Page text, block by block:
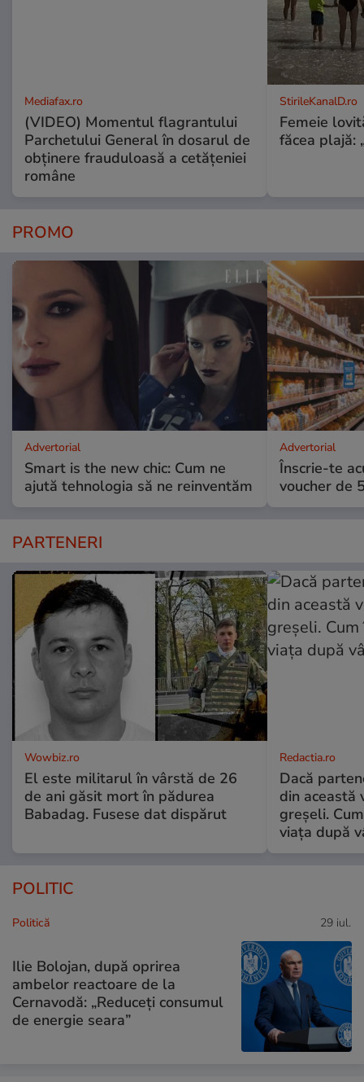
Mediafax.ro
(VIDEO) Momentul flagrantului
Parchetului General în dosarul de
obținere frauduloasă a cetățeniei
române
StirileKanalD.ro
Femeie
făcea plajă:
PROMO
Advertorial
Smart is the new chic: Cum ne
ajută tehnologia să ne reinventăm
Advertorial
Înscrie-te
voucher de
PARTENERI
Wowbiz.ro
El este militarul în vârstă de 26
de ani găsit mort în pădurea
Babadag. Fusese dat dispărut
Redactia.ro
Dacă
din această
greșeli.
viața după
POLITIC
Politică 29 iul.
Ilie Bolojan, după oprirea
ambelor reactoare de la
Cernavodă: „Reduceți consumul
de energie seara”